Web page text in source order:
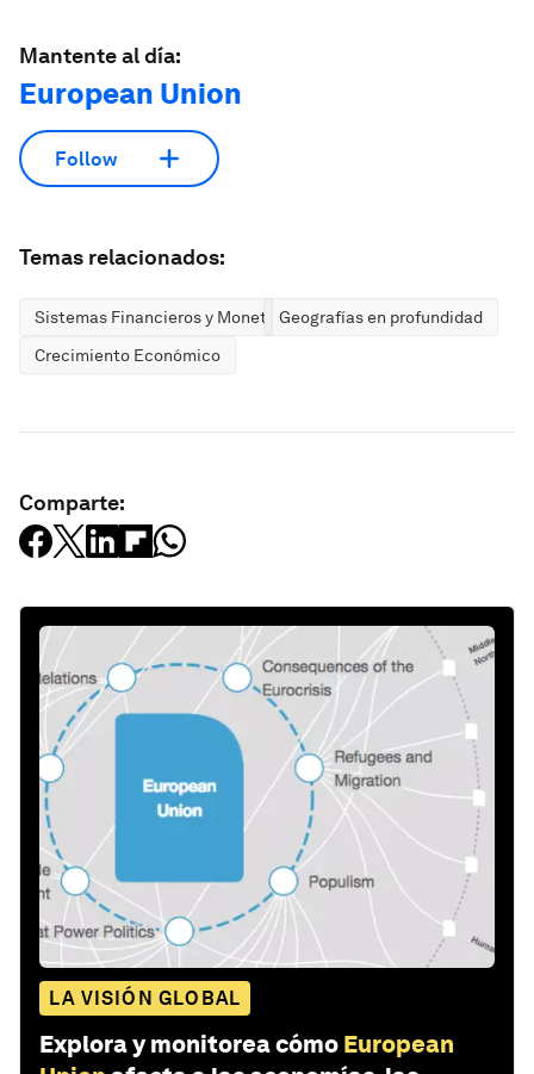
Mantente al día:
European Union
Follow
Temas relacionados:
Sistemas Financieros y MonetariosGeografías en profundidad
Crecimiento Económico
Comparte:
LA VISIÓN GLOBAL
Explora y monitorea cómo European